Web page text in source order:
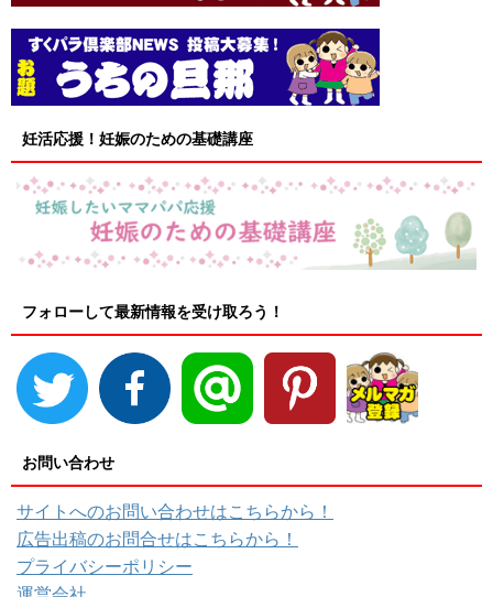
妊活応援！妊娠のための基礎講座
フォローして最新情報を受け取ろう！
お問い合わせ
サイトへのお問い合わせはこちらから！
広告出稿のお問合せはこちらから！
プライバシーポリシー